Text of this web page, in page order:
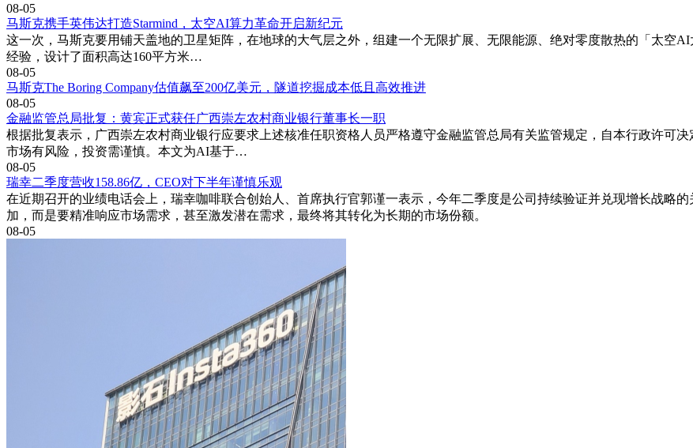
08-05
马斯克携手英伟达打造Starmind，太空AI算力革命开启新纪元
这一次，马斯克要用铺天盖地的卫星矩阵，在地球的大气层之外，组建一个无限扩展、无限能源、绝对零度散热的「太空
经验，设计了面积高达160平方米…
08-05
马斯克The Boring Company估值飙至200亿美元，隧道挖掘成本低且高效推进
08-05
金融监管总局批复：黄宾正式获任广西崇左农村商业银行董事长一职
根据批复表示，广西崇左农村商业银行应要求上述核准任职资格人员严格遵守金融监管总局有关监管规定，自本行政许可
市场有风险，投资需谨慎。本文为AI基于…
08-05
瑞幸二季度营收158.86亿，CEO对下半年谨慎乐观
在近期召开的业绩电话会上，瑞幸咖啡联合创始人、首席执行官郭谨一表示，今年二季度是公司持续验证并兑现增长战略
加，而是要精准响应市场需求，甚至激发潜在需求，最终将其转化为长期的市场份额。
08-05